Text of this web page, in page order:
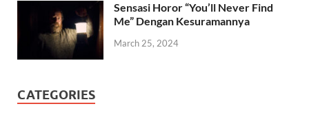
Sensasi Horor “You’ll Never Find
Me” Dengan Kesuramannya
March 25, 2024
CATEGORIES